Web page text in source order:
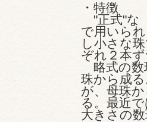
・特徴
"正式"な
で用いら
し小さな
ぞれ２本
略式の数
珠から成
が、母珠
る。最近
大きさの